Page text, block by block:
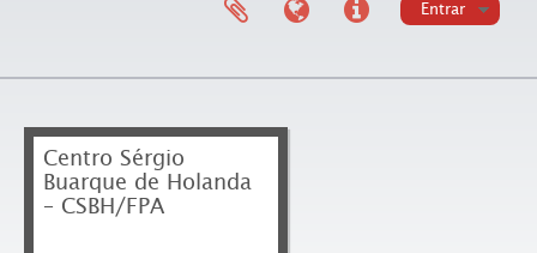
Entrar
Centro Sérgio
Buarque de Holanda
– CSBH/FPA